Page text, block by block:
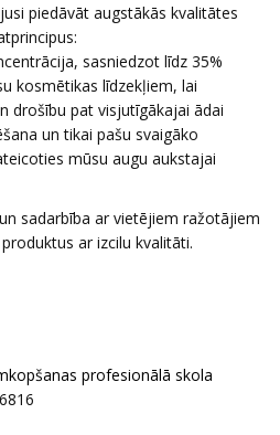
piedāvāt augstākās kvalitātes
sasniedzot līdz 35%
kosmētikas līdzekļiem, lai
drošību pat visjutīgākajai ādai
un tikai pašu svaigāko
mūsu augu aukstajai
sadarbība ar vietējiem ražotājiem
ar izcilu kvalitāti.
profesionālā skola